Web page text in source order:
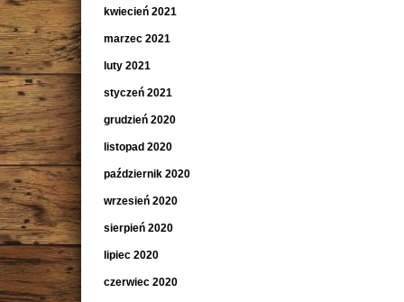
kwiecień 2021
marzec 2021
luty 2021
styczeń 2021
grudzień 2020
listopad 2020
październik 2020
wrzesień 2020
sierpień 2020
lipiec 2020
czerwiec 2020